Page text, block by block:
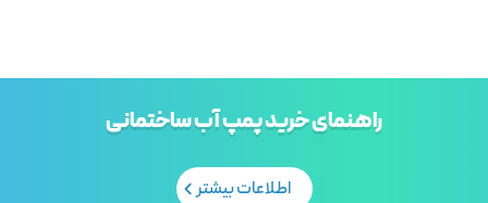
راهنمای خرید پمپ آب ساختمانی
اطلاعات بیشتر